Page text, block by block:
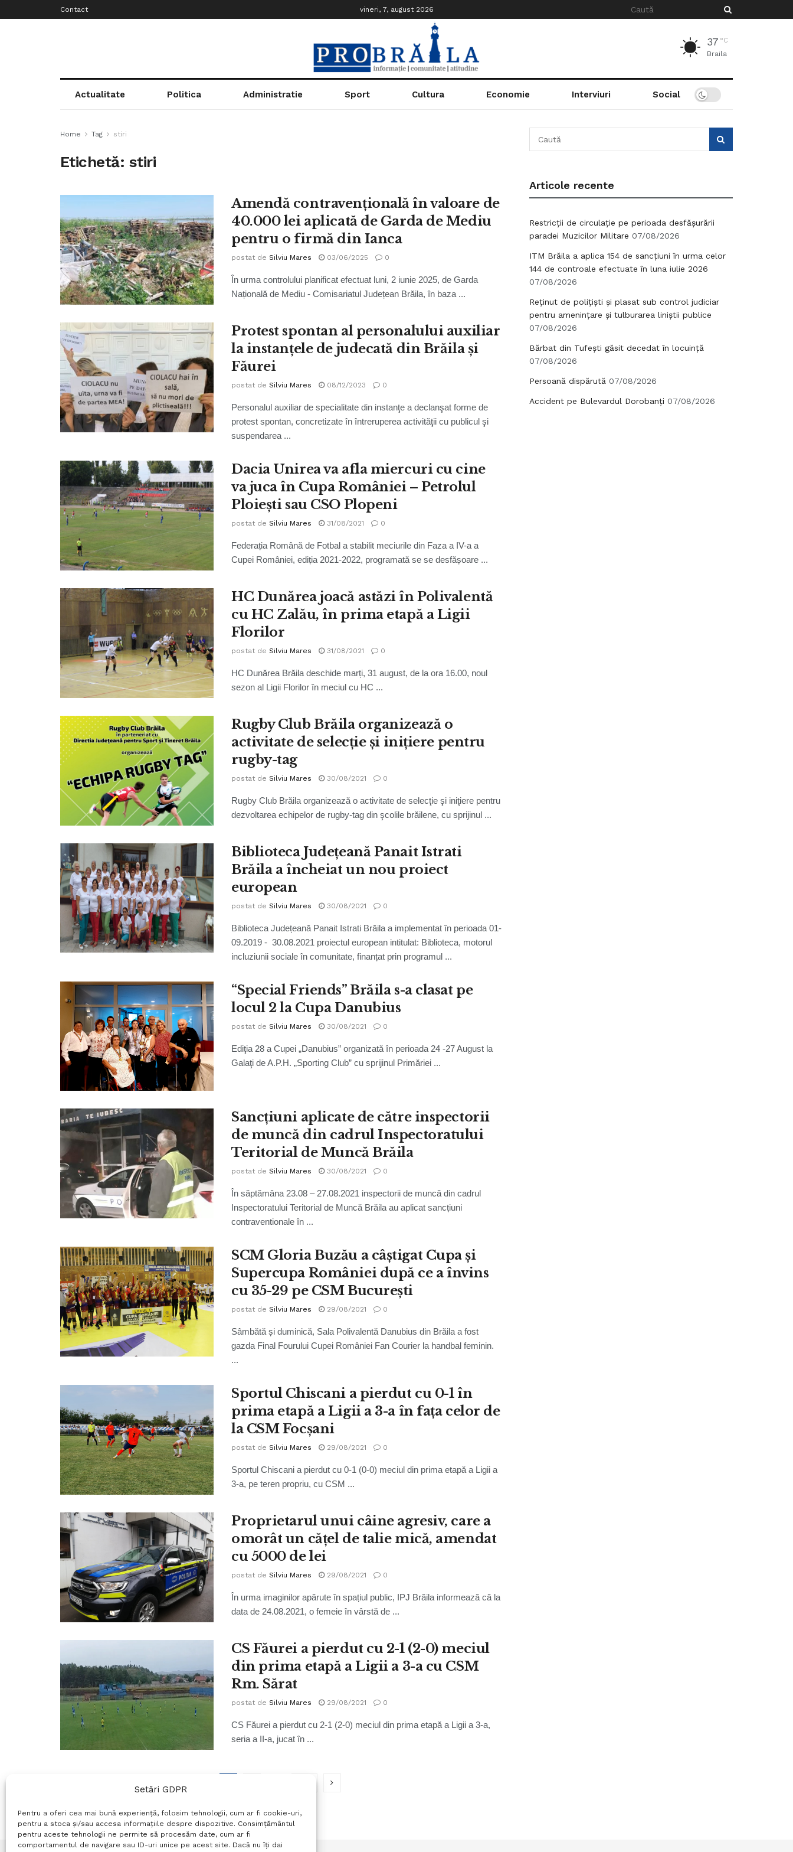
Setări GDPR
Pentru a oferi cea mai bună experiență, folosim tehnologii, cum ar fi cookie-uri,
pentru a stoca și/sau accesa informațiile despre dispozitive. Consimțământul
pentru aceste tehnologii ne permite să procesăm date, cum ar fi
comportamentul de navigare sau ID-uri unice pe acest site. Dacă nu îți dai
Contact vineri, 7, august 2026
37 °C
Braila
Actualitate Politica Administratie Sport Cultura Economie Interviuri Social
Home Tag stiri
Etichetă: stiri
Amendă contravențională în valoare de
40.000 lei aplicată de Garda de Mediu
pentru o firmă din Ianca
postat de Silviu Mares 03/06/2025 0
În urma controlului planificat efectuat luni, 2 iunie 2025, de Garda
Națională de Mediu - Comisariatul Județean Brăila, în baza ...
Protest spontan al personalului auxiliar
la instanțele de judecată din Brăila și
Făurei
postat de Silviu Mares 08/12/2023 0
Personalul auxiliar de specialitate din instanţe a declanşat forme de
protest spontan, concretizate în întreruperea activităţii cu publicul şi
suspendarea ...
Dacia Unirea va afla miercuri cu cine
va juca în Cupa României – Petrolul
Ploiești sau CSO Plopeni
postat de Silviu Mares 31/08/2021 0
Federația Română de Fotbal a stabilit meciurile din Faza a IV-a a
Cupei României, ediția 2021-2022, programată se se desfășoare ...
HC Dunărea joacă astăzi în Polivalentă
cu HC Zalău, în prima etapă a Ligii
Florilor
postat de Silviu Mares 31/08/2021 0
HC Dunărea Brăila deschide marți, 31 august, de la ora 16.00, noul
sezon al Ligii Florilor în meciul cu HC ...
Rugby Club Brăila organizează o
activitate de selecţie şi iniţiere pentru
rugby-tag
postat de Silviu Mares 30/08/2021 0
Rugby Club Brăila organizează o activitate de selecţie şi iniţiere pentru
dezvoltarea echipelor de rugby-tag din şcolile brăilene, cu sprijinul ...
Biblioteca Județeană Panait Istrati
Brăila a încheiat un nou proiect
european
postat de Silviu Mares 30/08/2021 0
Biblioteca Județeană Panait Istrati Brăila a implementat în perioada 01-
09.2019 - 30.08.2021 proiectul european intitulat: Biblioteca, motorul
incluziunii sociale în comunitate, finanțat prin programul ...
“Special Friends” Brăila s-a clasat pe
locul 2 la Cupa Danubius
postat de Silviu Mares 30/08/2021 0
Ediţia 28 a Cupei „Danubius” organizată în perioada 24 -27 August la
Galaţi de A.P.H. „Sporting Club” cu sprijinul Primăriei ...
Sancțiuni aplicate de către inspectorii
de muncă din cadrul Inspectoratului
Teritorial de Muncă Brăila
postat de Silviu Mares 30/08/2021 0
În săptămâna 23.08 – 27.08.2021 inspectorii de muncă din cadrul
Inspectoratului Teritorial de Muncă Brăila au aplicat sancțiuni
contraventionale în ...
SCM Gloria Buzău a câștigat Cupa și
Supercupa României după ce a învins
cu 35-29 pe CSM București
postat de Silviu Mares 29/08/2021 0
Sâmbătă și duminică, Sala Polivalentă Danubius din Brăila a fost
gazda Final Fourului Cupei României Fan Courier la handbal feminin.
...
Sportul Chiscani a pierdut cu 0-1 în
prima etapă a Ligii a 3-a în fața celor de
la CSM Focșani
postat de Silviu Mares 29/08/2021 0
Sportul Chiscani a pierdut cu 0-1 (0-0) meciul din prima etapă a Ligii a
3-a, pe teren propriu, cu CSM ...
Proprietarul unui câine agresiv, care a
omorât un cățel de talie mică, amendat
cu 5000 de lei
postat de Silviu Mares 29/08/2021 0
În urma imaginilor apărute în spațiul public, IPJ Brăila informează că la
data de 24.08.2021, o femeie în vârstă de ...
CS Făurei a pierdut cu 2-1 (2-0) meciul
din prima etapă a Ligii a 3-a cu CSM
Rm. Sărat
postat de Silviu Mares 29/08/2021 0
CS Făurei a pierdut cu 2-1 (2-0) meciul din prima etapă a Ligii a 3-a,
seria a II-a, jucat în ...
Articole recente
Restricții de circulație pe perioada desfășurării
paradei Muzicilor Militare 07/08/2026
ITM Brăila a aplica 154 de sancțiuni în urma celor
144 de controale efectuate în luna iulie 2026
07/08/2026
Reținut de polițiști și plasat sub control judiciar
pentru amenințare și tulburarea liniștii publice
07/08/2026
Bărbat din Tufești găsit decedat în locuință
07/08/2026
Persoană dispărută 07/08/2026
Accident pe Bulevardul Dorobanți 07/08/2026